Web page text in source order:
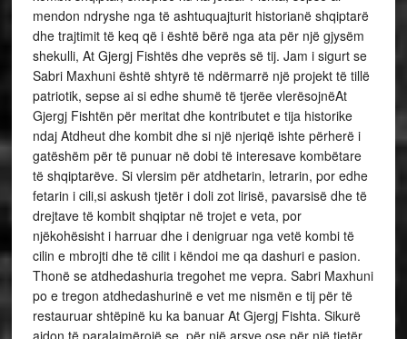
mendon ndryshe nga të ashtuquajturit historianë shqiptarë
dhe trajtimit të keq që i është bërë nga ata për një gjysëm
shekulli, At Gjergj Fishtës dhe veprës së tij. Jam i sigurt se
Sabri Maxhuni është shtyrë të ndërmarrë një projekt të tillë
patriotik, sepse ai si edhe shumë të tjerëe vlerësojnëAt
Gjergj Fishtën për meritat dhe kontributet e tija historike
ndaj Atdheut dhe kombit dhe si një njeriqë ishte përherë i
gatëshëm për të punuar në dobi të interesave kombëtare
të shqiptarëve. Si vlersim për atdhetarin, letrarin, por edhe
fetarin i cili,si askush tjetër i doli zot lirisë, pavarsisë dhe të
drejtave të kombit shqiptar në trojet e veta, por
njëkohësisht i harruar dhe i denigruar nga vetë kombi të
cilin e mbrojti dhe të cilit i këndoi me qa dashuri e pasion.
Thonë se atdhedashuria tregohet me vepra. Sabri Maxhuni
po e tregon atdhedashurinë e vet me nismën e tij për të
restauruar shtëpinë ku ka banuar At Gjergj Fishta. Sikurë